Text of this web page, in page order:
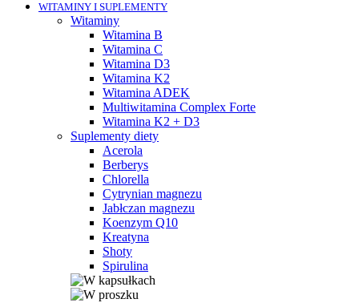
WITAMINY I SUPLEMENTY
Witaminy
Witamina B
Witamina C
Witamina D3
Witamina K2
Witamina ADEK
Multiwitamina Complex Forte
Witamina K2 + D3
Suplementy diety
Acerola
Berberys
Chlorella
Cytrynian magnezu
Jabłczan magnezu
Koenzym Q10
Kreatyna
Shoty
Spirulina